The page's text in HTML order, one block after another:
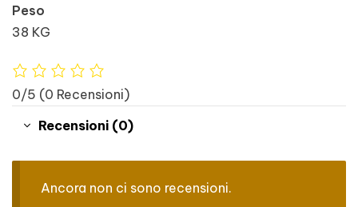
Peso
38 KG
0/5 (0 Recensioni)
Recensioni (0)
Ancora non ci sono recensioni.